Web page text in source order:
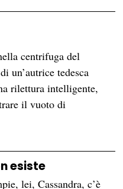
centrifuga del
un’autrice tedesca
rilettura intelligente,
il vuoto di
esiste
lei, Cassandra, c’è